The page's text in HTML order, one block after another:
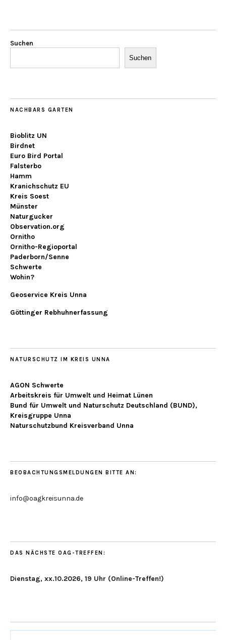
Suchen
Suchen
NACHBARS GARTEN
Bioblitz UN
Birdnet
Euro Bird Portal
Falsterbo
Hamm
Kranichschutz EU
Kreis Soest
Münster
Naturgucker
Observation.org
Ornitho
Ornitho-Regioportal
Paderborn/Senne
Schwerte
Wohin?
Geoservice Kreis Unna
Göttinger Rebhuhnerfassung
NATURSCHUTZ IM KREIS UNNA
AGON Schwerte
Arbeitskreis für Umwelt und Heimat Lünen
Bund für Umwelt und Naturschutz Deutschland (BUND),
Kreisgruppe Unna
Naturschutzbund Kreisverband Unna
BEOBACHTUNGSMELDUNGEN BITTE AN:
info@oagkreisunna.de
DAS NÄCHSTE OAG-TREFFEN:
Dienstag, xx.10.2026, 19 Uhr (Online-Treffen!)